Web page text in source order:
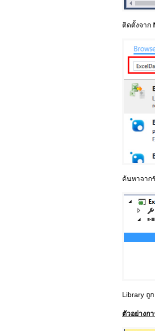
ติดตั้งจาก
ค้นหาจาก
Library ถูก
ตัวอย่างก